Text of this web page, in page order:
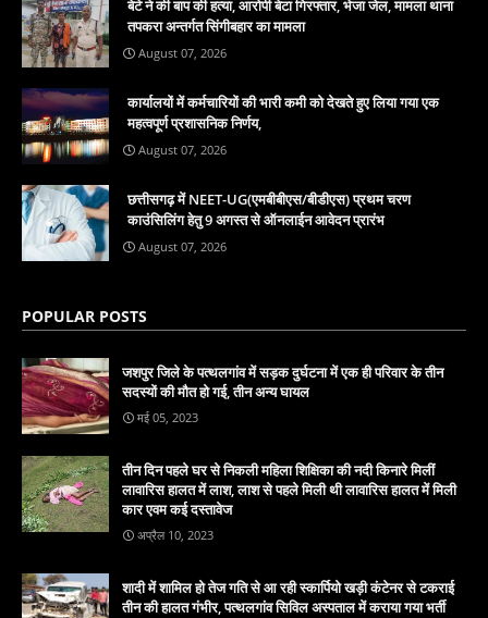
बेटे ने की बाप की हत्या, आरोपी बेटा गिरफ्तार, भेजा जेल, मामला थाना
तपकरा अन्तर्गत सिंगीबहार का मामला
August 07, 2026
कार्यालयों में कर्मचारियों की भारी कमी को देखते हुए लिया गया एक
महत्वपूर्ण प्रशासनिक निर्णय,
August 07, 2026
छत्तीसगढ़ में NEET-UG(एमबीबीएस/बीडीएस) प्रथम चरण
काउंसिलिंग हेतु 9 अगस्त से ऑनलाईन आवेदन प्रारंभ
August 07, 2026
POPULAR POSTS
जशपुर जिले के पत्थलगांव में सड़क दुर्घटना में एक ही परिवार के तीन
सदस्यों की मौत हो गई, तीन अन्य घायल
मई 05, 2023
तीन दिन पहले घर से निकली महिला शिक्षिका की नदी किनारे मिलीं
लावारिस हालत में लाश, लाश से पहले मिली थी लावारिस हालत में मिली
कार एवम कई दस्तावेज
अप्रैल 10, 2023
शादी में शामिल हो तेज गति से आ रही स्कार्पियो खड़ी कंटेनर से टकराई
तीन की हालत गंभीर, पत्थलगांव सिविल अस्पताल में कराया गया भर्ती